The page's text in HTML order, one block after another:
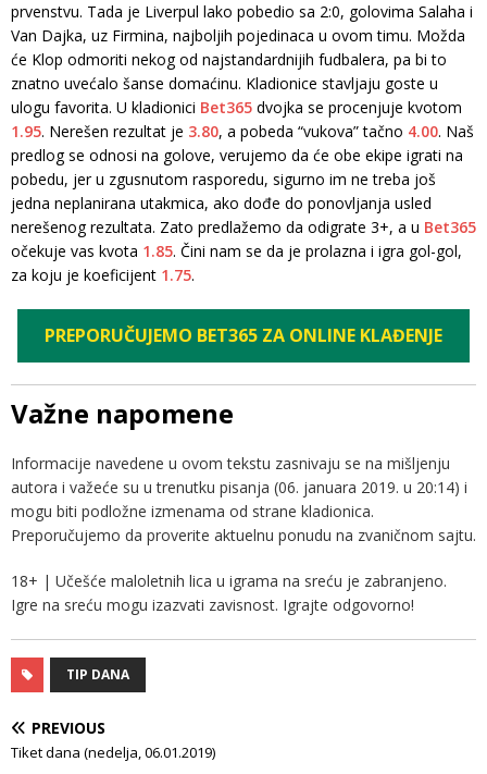
prvenstvu. Tada je Liverpul lako pobedio sa 2:0, golovima Salaha i
Van Dajka, uz Firmina, najboljih pojedinaca u ovom timu. Možda
će Klop odmoriti nekog od najstandardnijih fudbalera, pa bi to
znatno uvećalo šanse domaćinu. Kladionice stavljaju goste u
ulogu favorita. U kladionici Bet365 dvojka se procenjuje kvotom
1.95. Nerešen rezultat je 3.80, a pobeda “vukova” tačno 4.00. Naš
predlog se odnosi na golove, verujemo da će obe ekipe igrati na
pobedu, jer u zgusnutom rasporedu, sigurno im ne treba još
jedna neplanirana utakmica, ako dođe do ponovljanja usled
nerešenog rezultata. Zato predlažemo da odigrate 3+, a u Bet365
očekuje vas kvota 1.85. Čini nam se da je prolazna i igra gol-gol,
za koju je koeficijent 1.75.
PREPORUČUJEMO BET365 ZA ONLINE KLAĐENJE
Važne napomene
Informacije navedene u ovom tekstu zasnivaju se na mišljenju
autora i važeće su u trenutku pisanja (06. januara 2019. u 20:14) i
mogu biti podložne izmenama od strane kladionica.
Preporučujemo da proverite aktuelnu ponudu na zvaničnom sajtu.
18+ | Učešće maloletnih lica u igrama na sreću je zabranjeno.
Igre na sreću mogu izazvati zavisnost. Igrajte odgovorno!
TIP DANA
PREVIOUS
Tiket dana (nedelja, 06.01.2019)